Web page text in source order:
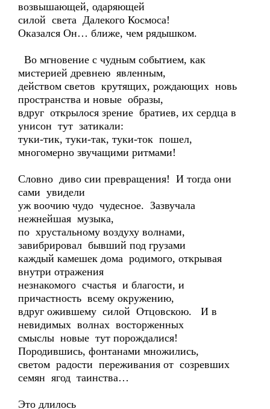
возвышающей, одаряющей
силой света Далекого Космоса!
Оказался Он… ближе, чем рядышком.
Во мгновение с чудным событием, как
мистерией древнею явленным,
действом светов крутящих, рождающих новь
пространства и новые образы,
вдруг открылося зрение братиев, их сердца в
унисон тут затикали:
туки-тик, туки-так, туки-ток пошел,
многомерно звучащими ритмами!
Словно диво сии превращения! И тогда они
сами увидели
уж воочию чудо чудесное. Зазвучала
нежнейшая музыка,
по хрустальному воздуху волнами,
завибрировал бывший под грузами
каждый камешек дома родимого, открывая
внутри отражения
незнакомого счастья и благости, и
причастность всему окружению,
вдруг ожившему силой Отцовскою. И в
невидимых волнах восторженных
смыслы новые тут порождалися!
Породившись, фонтанами множились,
светом радости переживания от созревших
семян ягод таинства…
Это длилось